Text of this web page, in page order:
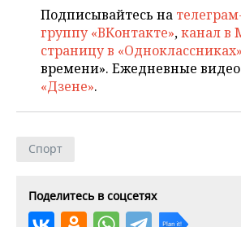
Подписывайтесь на
группу «ВКонтакте»,канал в
страницу в «Одноклассниках»
времени». Ежедневные
«Дзене».
Спорт
Поделитесь в соцсетях